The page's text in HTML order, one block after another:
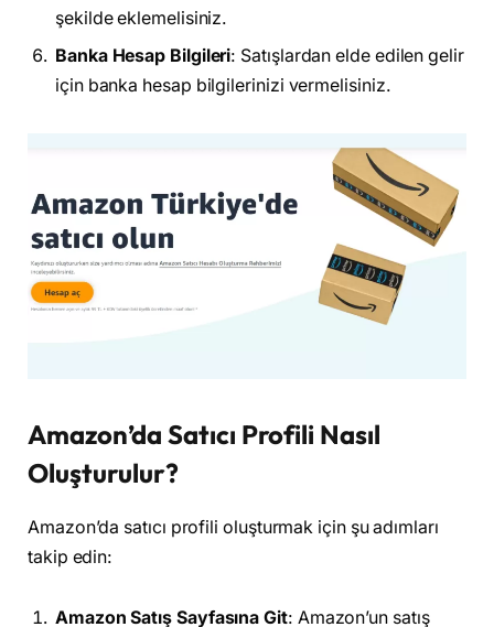
şekilde eklemelisiniz.
Banka Hesap Bilgileri: Satışlardan elde edilen gelir
için banka hesap bilgilerinizi vermelisiniz.
Amazon’da Satıcı Profili Nasıl
Oluşturulur?
Amazon’da satıcı profili oluşturmak için şu adımları
takip edin:
Amazon Satış Sayfasına Git: Amazon’un satış